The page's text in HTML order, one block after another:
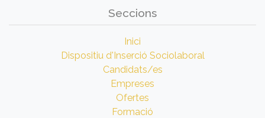
Seccions
Inici
Dispositiu d'Inserció Sociolaboral
Candidats/es
Empreses
Ofertes
Formació